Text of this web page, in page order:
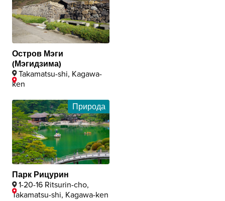
Остров Мэги
(Мэгидзима)
Takamatsu-shi, Kagawa-
ken
Природа
Парк Рицурин
1-20-16 Ritsurin-cho,
Takamatsu-shi, Kagawa-ken